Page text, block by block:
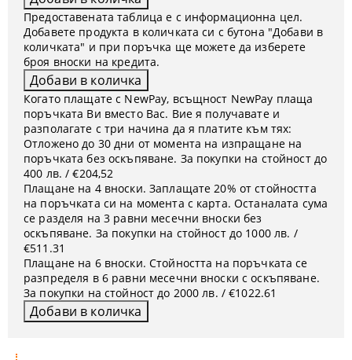
Предоставената таблица е с информационна цел.
Добавете продукта в количката си с бутона "Добави в
количката" и при поръчка ще можете да изберете
броя вноски на кредита.
Когато плащате с NewPay, всъщност NewPay плаща
поръчката Ви вместо Вас. Вие я получавате и
разполагате с три начина да я платите към тях:
Отложено до 30 дни от момента на изпращане на
поръчката без оскъпяване. За покупки на стойност до
400 лв. / €204,52
Плащане на 4 вноски. Заплащате 20% от стойността
на поръчката си на момента с карта. Останалата сума
се разделя на 3 равни месечни вноски без
оскъпяване. За покупки на стойност до 1000 лв. /
€511.31
Плащане на 6 вноски. Стойността на поръчката се
разпределя в 6 равни месечни вноски с оскъпяване.
За покупки на стойност до 2000 лв. / €1022.61